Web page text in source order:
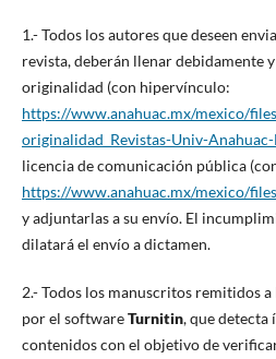
1.- Todos los autores que deseen
revista, deberán llenar debidamente
originalidad (con hipervínculo:
https://www.anahuac.mx/mexico/
originalidad_Revistas-Univ-
licencia de comunicación pública
https://www.anahuac.mx/mexico/
y adjuntarlas a su envío. El
dilatará el envío a dictamen.
2.- Todos los manuscritos remitidos
por el softwareTurnitin, que detecta
contenidos con el objetivo de